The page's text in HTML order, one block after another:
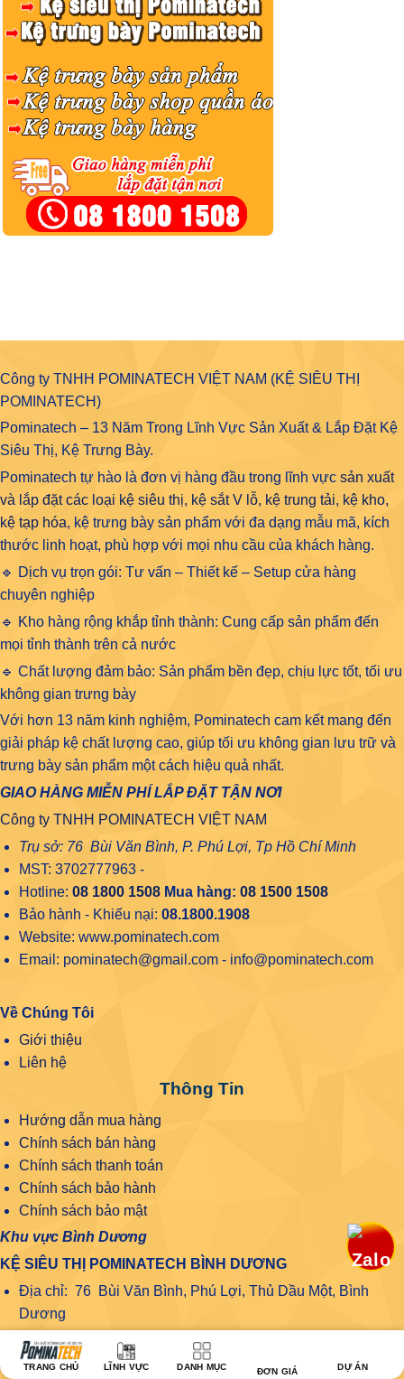
Công ty TNHH POMINATECH VIỆT NAM (KỆ SIÊU THỊ
POMINATECH)
Pominatech – 13 Năm Trong Lĩnh Vực Sản Xuất & Lắp Đặt Kệ
Siêu Thị, Kệ Trưng Bày.
Pominatech tự hào là đơn vị hàng đầu trong lĩnh vực sản xuất
và lắp đặt các loại kệ siêu thị, kệ sắt V lỗ, kệ trung tải, kệ kho,
kệ tạp hóa, kệ trưng bày sản phẩm với đa dạng mẫu mã, kích
thước linh hoạt, phù hợp với mọi nhu cầu của khách hàng.
🔹 Dịch vụ trọn gói: Tư vấn – Thiết kế – Setup cửa hàng
chuyên nghiệp
🔹 Kho hàng rộng khắp tỉnh thành: Cung cấp sản phẩm đến
mọi tỉnh thành trên cả nước
🔹 Chất lượng đảm bảo: Sản phẩm bền đẹp, chịu lực tốt, tối ưu
không gian trưng bày
Với hơn 13 năm kinh nghiệm, Pominatech cam kết mang đến
giải pháp kệ chất lượng cao, giúp tối ưu không gian lưu trữ và
trưng bày sản phẩm một cách hiệu quả nhất.
GIAO HÀNG MIỄN PHÍ LẮP ĐẶT TẬN NƠI
Công ty TNHH POMINATECH VIỆT NAM
Trụ sở: 76 Bùi Văn Bình, P. Phú Lợi, Tp Hồ Chí Minh
MST: 3702777963 -
Hotline: 08 1800 1508Mua hàng: 08 1500 1508
Bảo hành - Khiếu nại: 08.1800.1908
Website: www.pominatech.com
Email: pominatech@gmail.com - info@pominatech.com
Về Chúng Tôi
Giới thiệu
Liên hệ
Thông Tin
Hướng dẫn mua hàng
Chính sách bán hàng
Chính sách thanh toán
Chính sách bảo hành
Chính sách bảo mật
Khu vực Bình Dương
KỆ SIÊU THỊ POMINATECH BÌNH DƯƠNG
Địa chỉ: 76 Bùi Văn Bình, Phú Lợi, Thủ Dầu Một, Bình
Dương
Khu vực Đồng Nai
TRANG CHỦ LĨNH VỰC DANH MỤC ĐƠN GIÁ DỰ ÁN